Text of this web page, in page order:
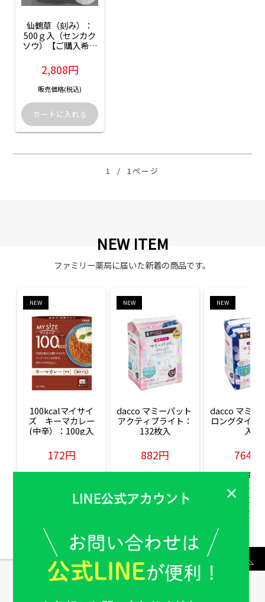
仙鶴草（刻み）：
500ｇ入（センカク
ソウ）【ご購入希望
ください】
2,808円
販売価格(税込)
1 / 1ページ
NEW ITEM
ファミリー薬局に届いた新着の商品です。
NEW
100kcalマイサイ
ズ　キーマカレー
(中辛）：100g入
172円
販売価格(税込)
NEW
dacco マミーパット
アクティブライト：
132枚入
882円
販売価格(税込)
NEW
dacco マミー
ロングタイム
入
764円
販売価格(税
もっと見る